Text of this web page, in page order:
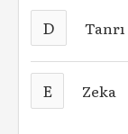
D Tanrı
E Zeka